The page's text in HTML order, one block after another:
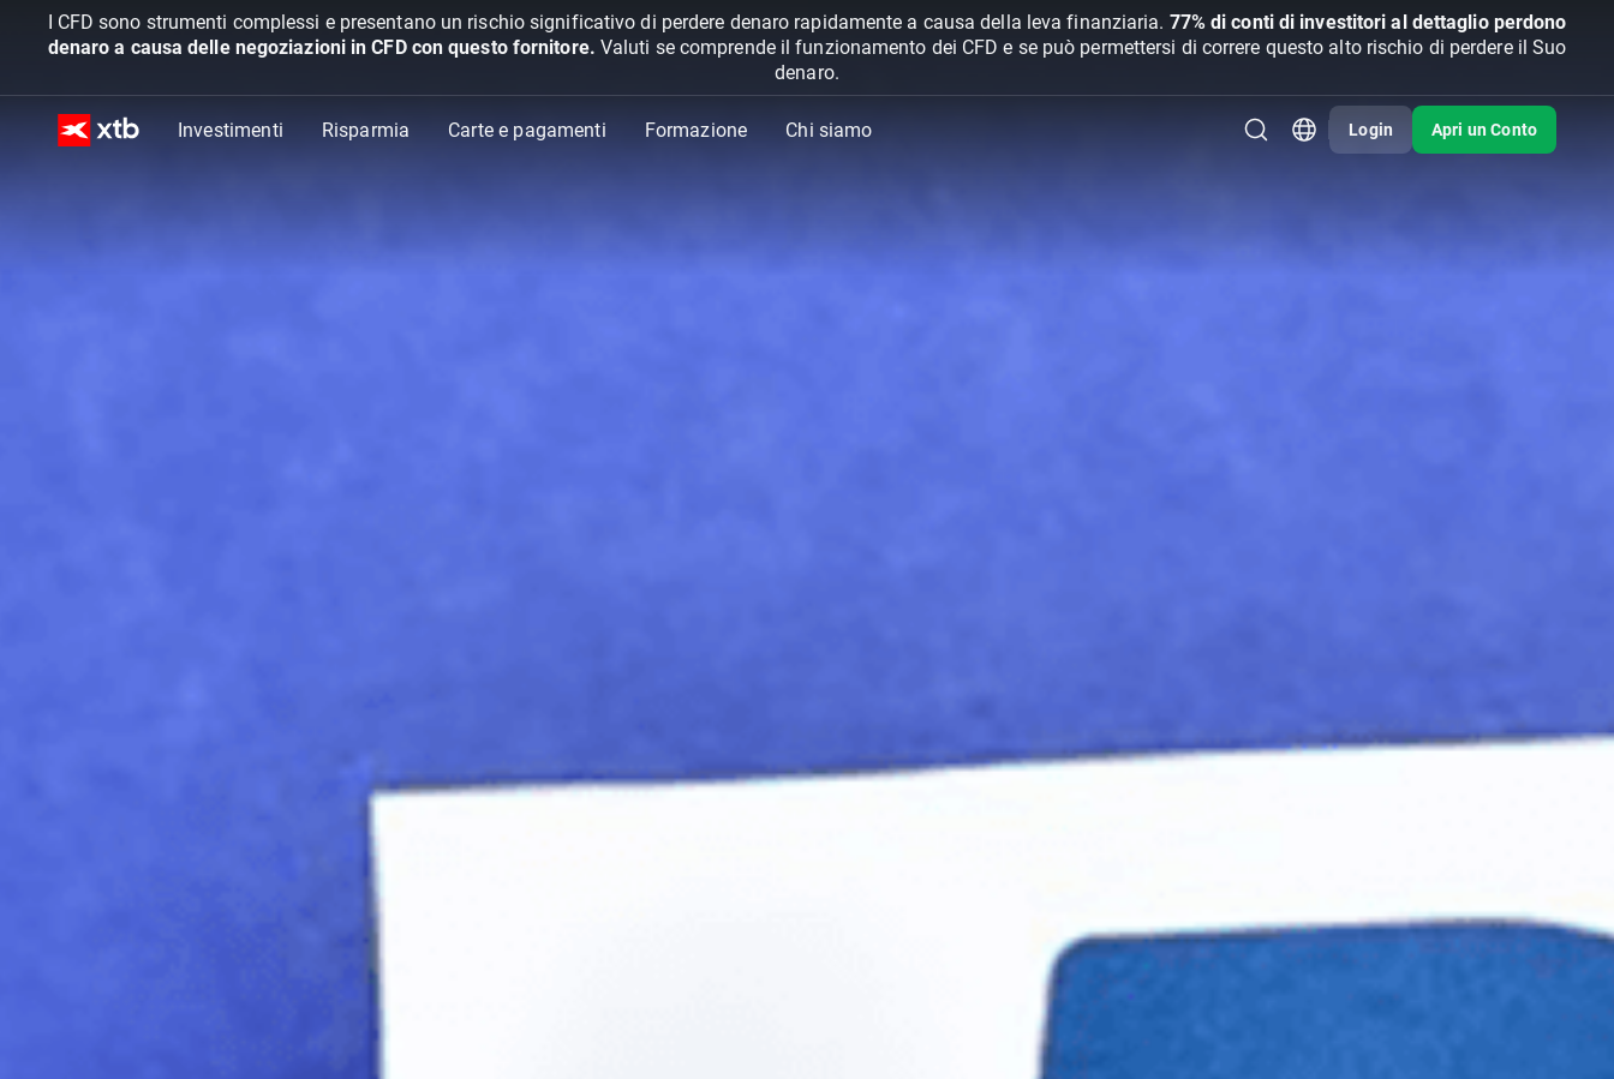
I CFD sono strumenti complessi e presentano un rischio significativo di perdere denaro rapidamente a causa della leva finanziaria. 77% di conti di investitori al dettaglio perdono
denaro a causa delle negoziazioni in CFD con questo fornitore. Valuti se comprende il funzionamento dei CFD e se può permettersi di correre questo alto rischio di perdere il Suo
denaro.
Investimenti Risparmia Carte e pagamenti Formazione Chi siamo Login Apri un Conto